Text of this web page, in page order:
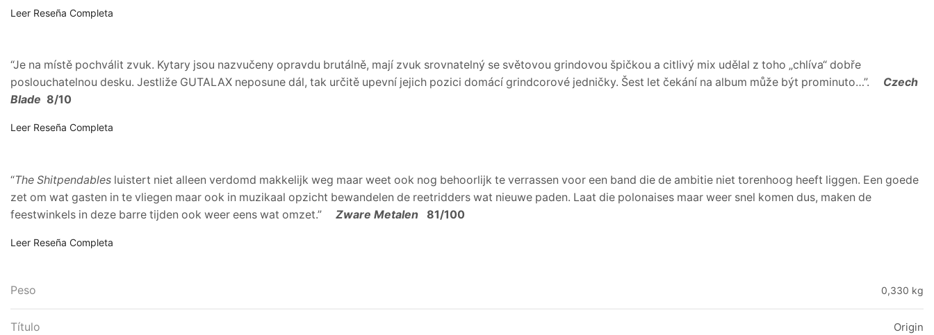
Leer Reseña Completa
“Je na místě pochválit zvuk. Kytary jsou nazvučeny opravdu brutálně, mají zvuk srovnatelný se světovou grindovou špičkou a citlivý mix udělal z toho „chlíva“ dobře
poslouchatelnou desku. Jestliže GUTALAX neposune dál, tak určitě upevní jejich pozici domácí grindcorové jedničky. Šest let čekání na album může být prominuto…”.
Czech
Blade 8/10
Leer Reseña Completa
“The Shitpendables luistert niet alleen verdomd makkelijk weg maar weet ook nog behoorlijk te verrassen voor een band die de ambitie niet torenhoog heeft liggen. Een goede
zet om wat gasten in te vliegen maar ook in muzikaal opzicht bewandelen de reetridders wat nieuwe paden. Laat die polonaises maar weer snel komen dus, maken de
feestwinkels in deze barre tijden ook weer eens wat omzet.”
Zware Metalen 81/100
Leer Reseña Completa
Peso 0,330 kg
Título Origin